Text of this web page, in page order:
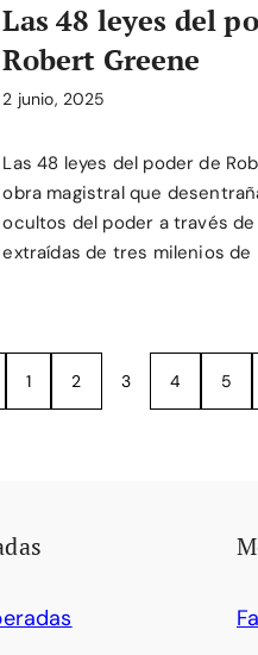
Las 48 leyes del
Robert Greene
2 junio, 2025
Las 48 leyes del poder de
obra magistral que
ocultos del poder a través
extraídas de tres milenios de
1 2 3 4 5